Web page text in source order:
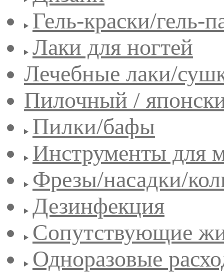
Гель-краски/гель-
Лаки для ногтей
Лечебные лаки/
Пилочный /
Пилки/бафы
Инструменты для
Фрезы/насадки/
Дезинфекция
Сопутствующие
Одноразовые